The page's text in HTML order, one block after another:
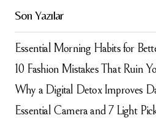
posta adresim ve site adresim
Submit Comment
Son Yazılar
Essential Morning Habits for
10 Fashion Mistakes That Ruin
Why a Digital Detox Improves
Essential Camera and 7 Light